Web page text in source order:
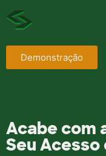
Demonstração
Acabe com
Seu